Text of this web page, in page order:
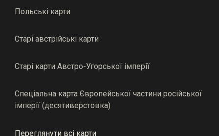
Польські карти
Старі австрійські карти
Старі карти Австро-Угорської імперії
Спеціальна карта Європейської частини російської
імперії (десятиверстовка)
Переглянути всі карти